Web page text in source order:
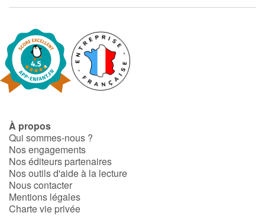
Apprendre les langues
Dyslexie, troubles de la lecture
Nos listes de lecture
Coups de coeur
À propos
Qui sommes-nous ?
Nos engagements
Nos éditeurs partenaires
Nos outils d'aide à la lecture
Nous contacter
Mentions légales
Charte vie privée